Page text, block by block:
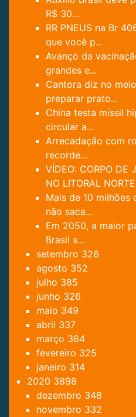
R$ 30...
RR PNEUS na Br
que você p...
Avanço da
grandes e...
Cantora diz no
preparar prato...
China testa míssil
circular a...
Arrecadação com
recorde...
VÍDEO: CORPO DE
NO LITORAL NORTE
Mais de 10 milhões
não saca...
Em 2050, a maior
Brasil s...
setembro 326
agosto 352
julho 385
junho 326
maio 349
abril 337
março 364
fevereiro 325
janeiro 314
2020 3898
dezembro 348
novembro 332